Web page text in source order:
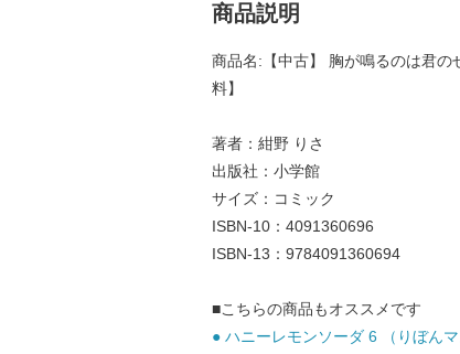
商品説明
商品名:【中古】 胸が鳴るのは君
料】
著者：紺野 りさ
出版社：小学館
サイズ：コミック
ISBN-10：4091360696
ISBN-13：9784091360694
■こちらの商品もオススメです
● ハニーレモンソーダ 6 （りぼん